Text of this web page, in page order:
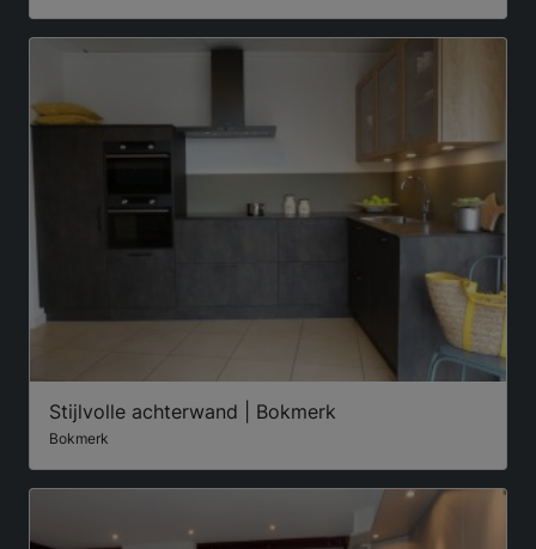
Stijlvolle achterwand | Bokmerk
Bokmerk